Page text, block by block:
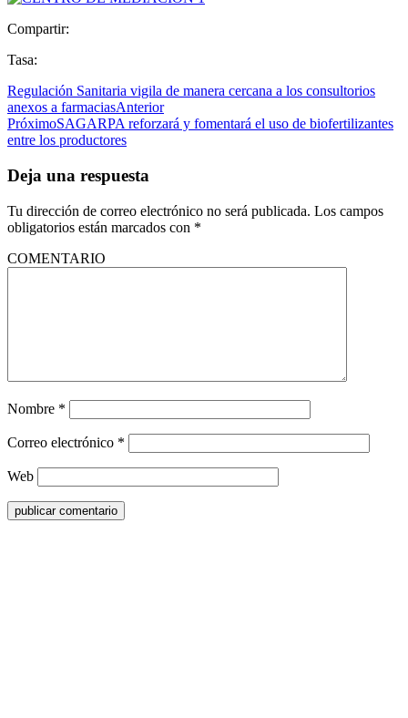
Compartir:
Tasa:
Regulación Sanitaria vigila de manera cercana a los consultorios
anexos a farmaciasAnterior
PróximoSAGARPA reforzará y fomentará el uso de biofertilizantes
entre los productores
Deja una respuesta
Tu dirección de correo electrónico no será publicada. Los campos
obligatorios están marcados con *
COMENTARIO
Nombre *
Correo electrónico *
Web